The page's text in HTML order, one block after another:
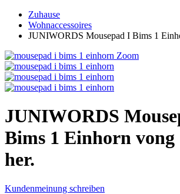
Zuhause
Wohnaccessoires
JUNIWORDS Mousepad I Bims 1
Zoom
JUNIWORDS
Bims 1 Einhorn
her.
Kundenmeinung schreiben